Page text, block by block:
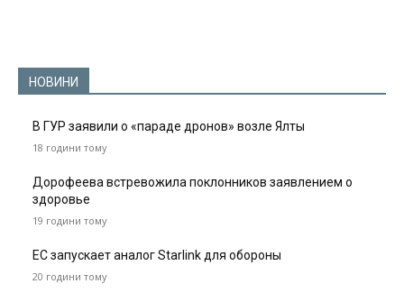
НОВИНИ
В ГУР заявили о «параде дронов» возле Ялты
18 години тому
Дорофеева встревожила поклонников заявлением о
здоровье
19 години тому
ЕС запускает аналог Starlink для обороны
20 години тому